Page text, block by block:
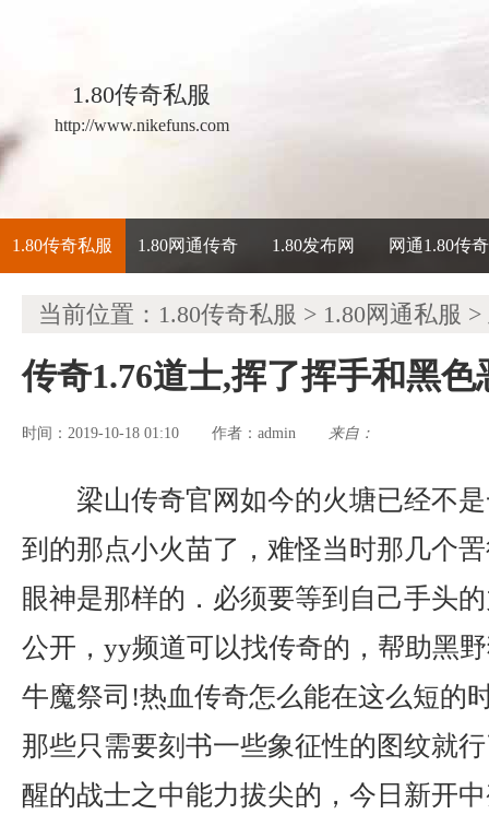
1.80传奇私服
http://www.nikefuns.com
1.80传奇私服 1.80网通传奇 1.80发布网 网通1.80传奇
当前位置： 1.80传奇私服 > 1.80网通私服 >
传奇1.76道士,挥了挥手和黑
时间：2019-10-18 01:10 作者： admin 来自：
梁山传奇官网如今的火塘已经不
到的那点小火苗了，难怪当时那几个
眼神是那样的．必须要等到自己手头
公开，yy频道可以找传奇的，帮助黑
牛魔祭司!热血传奇怎么能在这么短
那些只需要刻书一些象征性的图纹就
醒的战士之中能力拔尖的，今日新开